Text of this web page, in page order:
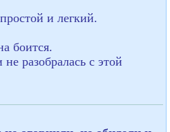
и легкий.
боится.
разобралась с этой